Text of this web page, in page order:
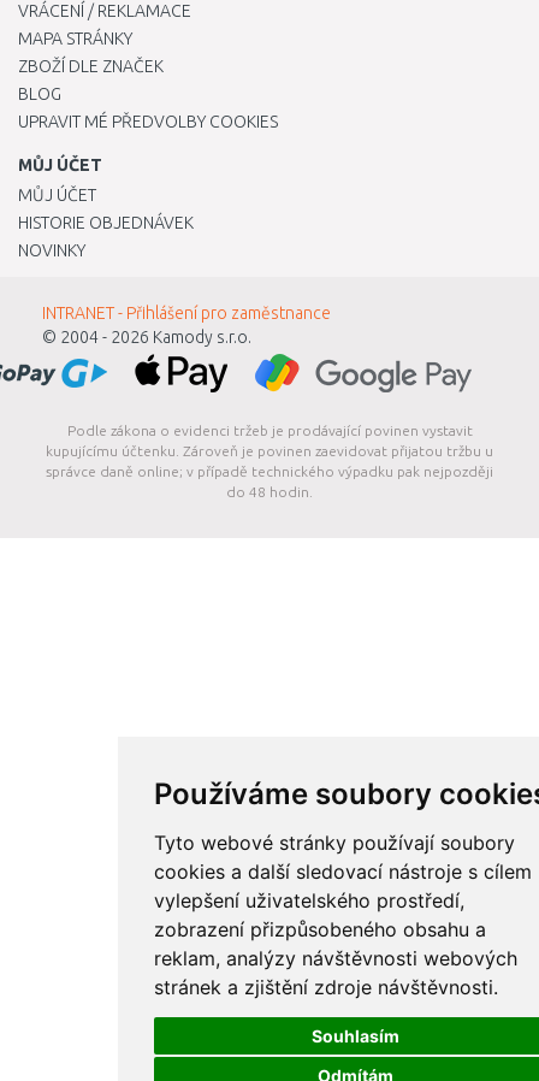
Používáme soubory
Tyto webové stránky používají soubory
cookies a další sledovací nástroje s cílem
vylepšení uživatelského prostředí,
zobrazení přizpůsobeného obsahu a
reklam, analýzy návštěvnosti webových
stránek a zjištění zdroje návštěvnosti.
Souhlasím
Odmítám
VRÁCENÍ / REKLAMACE
MAPA STRÁNKY
ZBOŽÍ DLE ZNAČEK
BLOG
UPRAVIT MÉ PŘEDVOLBY COOKIES
MŮJ ÚČET
MŮJ ÚČET
HISTORIE OBJEDNÁVEK
NOVINKY
INTRANET - Přihlášení pro zaměstnance
© 2004 - 2026 Kamody s.r.o.
Podle zákona o evidenci tržeb je prodávající povinen vystavit
kupujícímu účtenku. Zároveň je povinen zaevidovat přijatou tržbu u
správce daně online; v případě technického výpadku pak nejpozději
do 48 hodin.